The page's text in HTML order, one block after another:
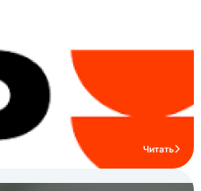
Читать